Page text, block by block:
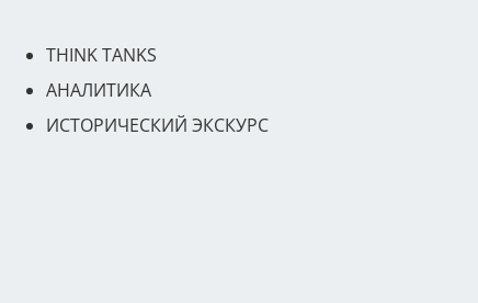
THINK TANKS
АНАЛИТИКА
ИСТОРИЧЕСКИЙ ЭКСКУРС